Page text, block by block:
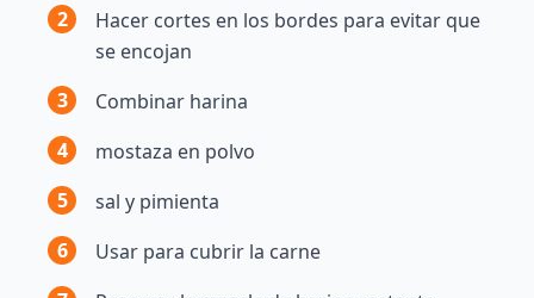
2
Hacer cortes en los bordes para evitar que
se encojan
3
Combinar harina
4
mostaza en polvo
5
sal y pimienta
6
Usar para cubrir la carne